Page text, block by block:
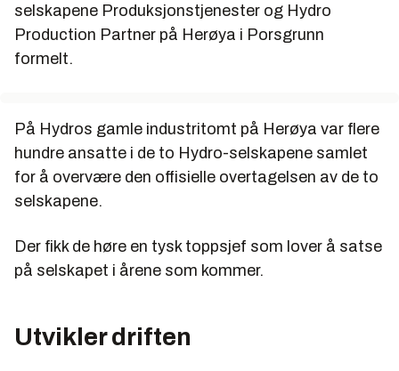
selskapene Produksjonstjenester og Hydro
Production Partner på Herøya i Porsgrunn
formelt.
På Hydros gamle industritomt på Herøya var flere
hundre ansatte i de to Hydro-selskapene samlet
for å overvære den offisielle overtagelsen av de to
selskapene.
Der fikk de høre en tysk toppsjef som lover å satse
på selskapet i årene som kommer.
Utvikler driften